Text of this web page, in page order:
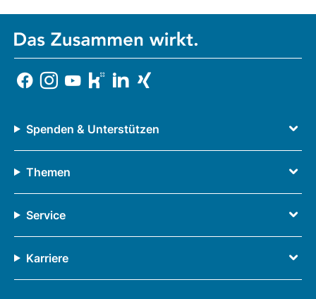
Spenden & Unterstützen
Themen
Service
Karriere